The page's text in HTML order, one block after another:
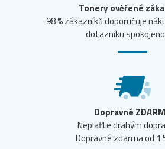
Tonery ověřené
98 % zákazníků doporučuje
dotazníku
Dopravné
Neplaťte drahým
Dopravné zdarma od 1